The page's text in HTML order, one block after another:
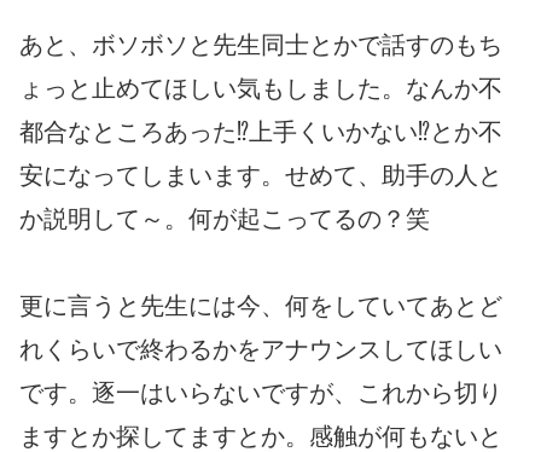
あと、ボソボソと先生同士とかで話すのもち
ょっと止めてほしい気もしました。なんか不
都合なところあった⁉上手くいかない⁉とか不
安になってしまいます。せめて、助手の人と
か説明して～。何が起こってるの？笑
更に言うと先生には今、何をしていてあとど
れくらいで終わるかをアナウンスしてほしい
です。逐一はいらないですが、これから切り
ますとか探してますとか。感触が何もないと